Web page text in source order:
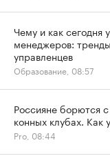
Чему и как сегодня
менеджеров:
управленцев
Образование, 08:57
Россияне борются
конных клубах. Как
Pro, 08:44